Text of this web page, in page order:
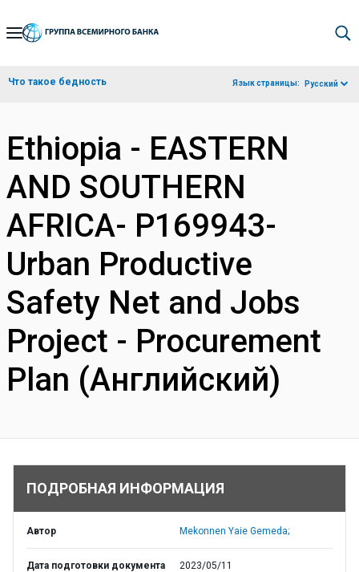
Skip
Navigation
Что такое бедность Язык страницы: Русский
Ethiopia - EASTERN
AND SOUTHERN
AFRICA- P169943-
Urban Productive
Safety Net and Jobs
Project - Procurement
Plan (Английский)
ПОДРОБНАЯ ИНФОРМАЦИЯ
Автор Mekonnen Yaie Gemeda;
Дата подготовки документа 2023/05/11